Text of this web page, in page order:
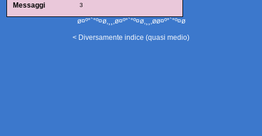
Messaggi 3
ø¤º°`°º¤ø,¸¸,ø¤º°`°º¤ø,¸¸,øø¤º°`°º¤ø
< Diversamente indice (quasi medio)